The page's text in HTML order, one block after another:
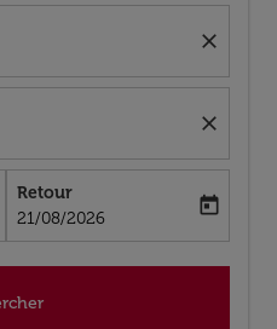
close
close
aria-label
Retour
fc-booking-return-date-aria-label
21/08/2026
today